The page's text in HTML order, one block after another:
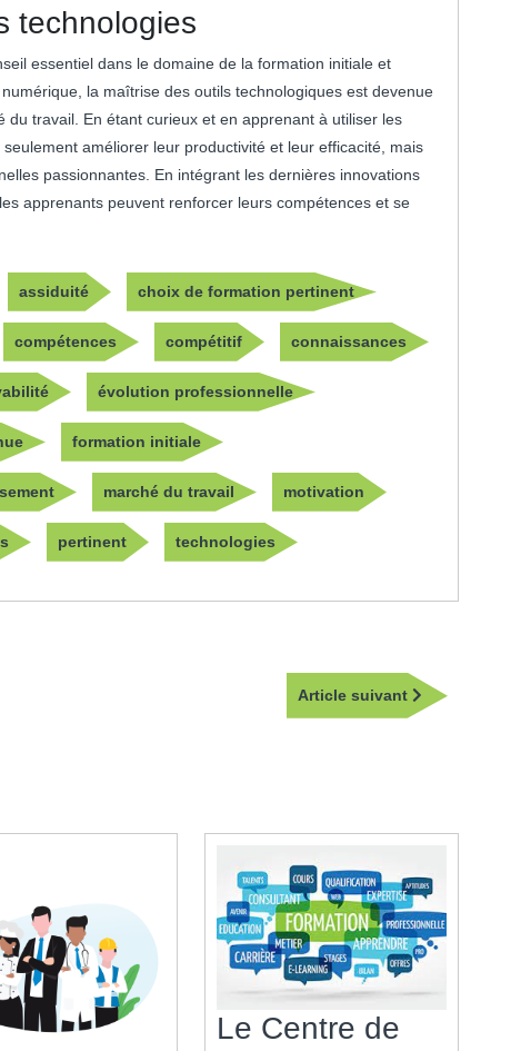
technologies
essentiel dans le domaine de la formation initiale et
la maîtrise des outils technologiques est devenue
travail. En étant curieux et en apprenant à utiliser les
améliorer leur productivité et leur efficacité, mais
passionnantes. En intégrant les dernières innovations
apprenants peuvent renforcer leurs compétences et se
assiduité choix de formation pertinent
compétences compétitif connaissances
évolution professionnelle
formation initiale
marché du travail motivation
pertinent technologies
Article suivant
Article
Le Centre de